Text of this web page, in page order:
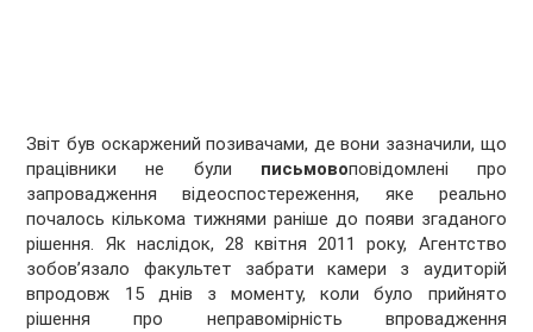
Звіт був оскаржений позивачами, де вони зазначили, що
працівники не були письмовоповідомлені про
запровадження відеоспостереження, яке реально
почалось кількома тижнями раніше до появи згаданого
рішення. Як наслідок, 28 квітня 2011 року, Агентство
зобов’язало факультет забрати камери з аудиторій
впродовж 15 днів з моменту, коли було прийнято
рішення про неправомірність впровадження